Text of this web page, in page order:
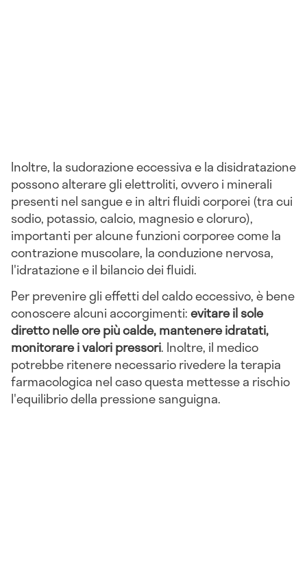
Inoltre, la sudorazione eccessiva e la disidratazione
possono alterare gli elettroliti, ovvero i minerali
presenti nel sangue e in altri fluidi corporei (tra cui
sodio, potassio, calcio, magnesio e cloruro),
importanti per alcune funzioni corporee come la
contrazione muscolare, la conduzione nervosa,
l'idratazione e il bilancio dei fluidi.
Per prevenire gli effetti del caldo eccessivo, è bene
conoscere alcuni accorgimenti:evitare il sole
diretto nelle ore più calde, mantenere idratati,
monitorare i valori pressori. Inoltre, il medico
potrebbe ritenere necessario rivedere la terapia
farmacologica nel caso questa mettesse a rischio
l'equilibrio della pressione sanguigna.